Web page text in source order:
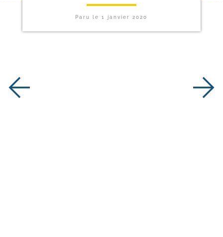
Paru le1 janvier 2020